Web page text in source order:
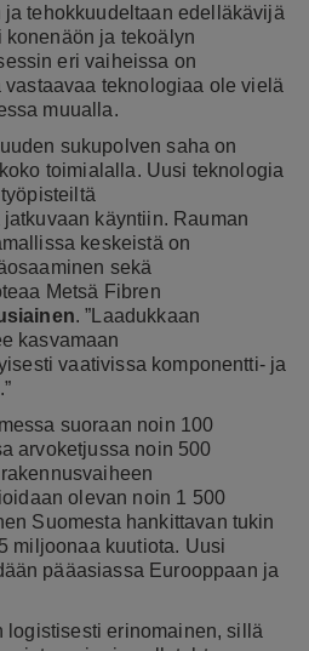
tehokkuudeltaan edelläkävijä
konenäön ja tekoälyn
eri vaiheissa on
teknologiaa ole vielä
muualla.
sukupolven saha on
toimialalla. Uusi teknologia
käyntiin. Rauman
keskeistä on
sekä
Metsä Fibren
.”Laadukkaan
kasvamaan
vaativissa komponentti- ja
suoraan noin 100
arvoketjussa noin 500
olevan noin 1 500
Suomesta hankittavan tukin
miljoonaa kuutiota. Uusi
pääasiassa Eurooppaan ja
logistisesti erinomainen, sillä